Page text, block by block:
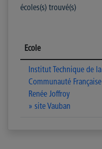
écoles(s) trouvé(s)
Ecole
Institut Technique de la
Communauté Française
Renée Joffroy
» site Vauban